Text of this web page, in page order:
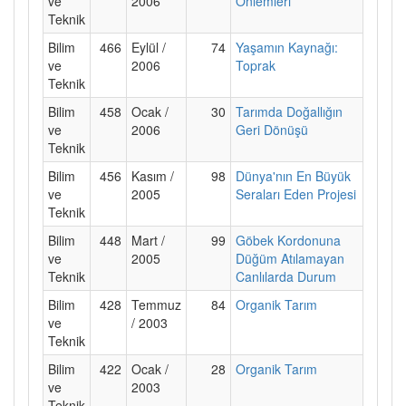
Teknik
Bilim
ve
Teknik
466
Eylül /
2006
74 Yaşamın Kaynağı:
Toprak
Bilim
ve
Teknik
458 Ocak /
2006
30 Tarımda Doğallığın
Geri Dönüşü
Bilim
ve
Teknik
456
Kasım /
2005
98
Dünya'nın En Büyük
Seraları Eden Projesi
Bilim
ve
Teknik
448
Mart /
2005
99 Göbek Kordonuna
Düğüm Atılamayan
Canlılarda Durum
Bilim
ve
Teknik
428 Temmuz
/ 2003
84 Organik Tarım
Bilim
ve
422 Ocak /
2003
28 Organik Tarım